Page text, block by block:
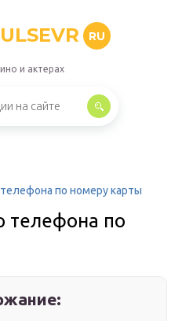
RU
и актерах
по номеру карты
телефона по